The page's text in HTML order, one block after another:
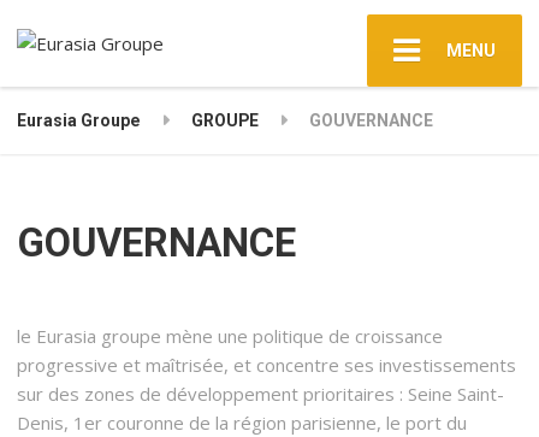
MENU
Eurasia Groupe GROUPE GOUVERNANCE
GOUVERNANCE
le Eurasia groupe mène une politique de croissance
progressive et maîtrisée, et concentre ses investissements
sur des zones de développement prioritaires : Seine Saint-
Denis, 1er couronne de la région parisienne, le port du